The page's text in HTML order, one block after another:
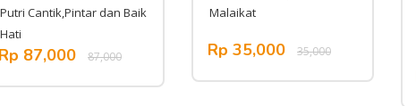
Putri Cantik,Pintar dan Baik
Hati
Rp 87,000 87,000
Malaikat
Rp 35,000 35,000